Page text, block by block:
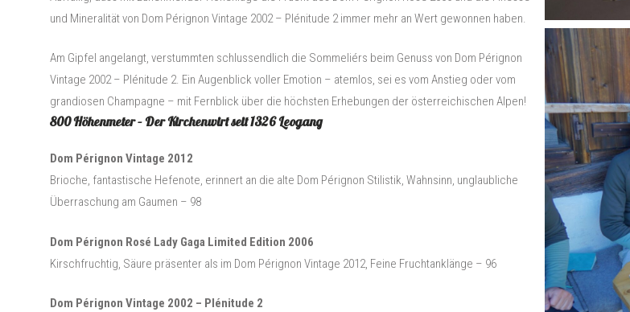
und Mineralität von Dom Pérignon Vintage 2002 – Plénitude 2 immer mehr an Wert gewonnen haben.
Am Gipfel angelangt, verstummten schlussendlich die Sommeliérs beim Genuss von Dom Pérignon
Vintage 2002 – Plénitude 2. Ein Augenblick voller Emotion – atemlos, sei es vom Anstieg oder vom
grandiosen Champagne – mit Fernblick über die höchsten Erhebungen der österreichischen Alpen!
800 Höhenmeter – Der Kirchenwirt seit 1326 Leogang
Dom Pérignon Vintage 2012
Brioche, fantastische Hefenote, erinnert an die alte Dom Pérignon Stilistik, Wahnsinn, unglaubliche
Überraschung am Gaumen – 98
Dom Pérignon Rosé Lady Gaga Limited Edition 2006
Kirschfruchtig, Säure präsenter als im Dom Pérignon Vintage 2012, Feine Fruchtanklänge – 96
Dom Pérignon Vintage 2002 – Plénitude 2